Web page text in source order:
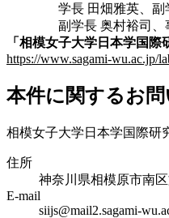
学⾧ 田畑雅英、副学⾧
副学⾧ 奥村裕司、事務
「相模女子大学日本学国
https://www.sagami-wu.ac.jp/
本件に関するお
相模女子大学日本学国際研
住所
神奈川県相模原市南区
E-mail
siijs@mail2.sagami-